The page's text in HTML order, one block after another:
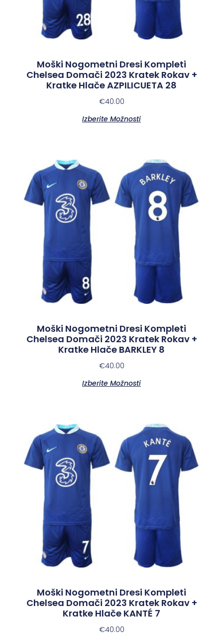
Moški Nogometni Dresi Kompleti
Chelsea Domači 2023 Kratek Rokav +
Kratke Hlače AZPILICUETA 28
€40.00
Izberite Možnosti
Moški Nogometni Dresi Kompleti
Chelsea Domači 2023 Kratek Rokav +
Kratke Hlače BARKLEY 8
€40.00
Izberite Možnosti
Moški Nogometni Dresi Kompleti
Chelsea Domači 2023 Kratek Rokav +
Kratke Hlače KANTÉ 7
€40.00